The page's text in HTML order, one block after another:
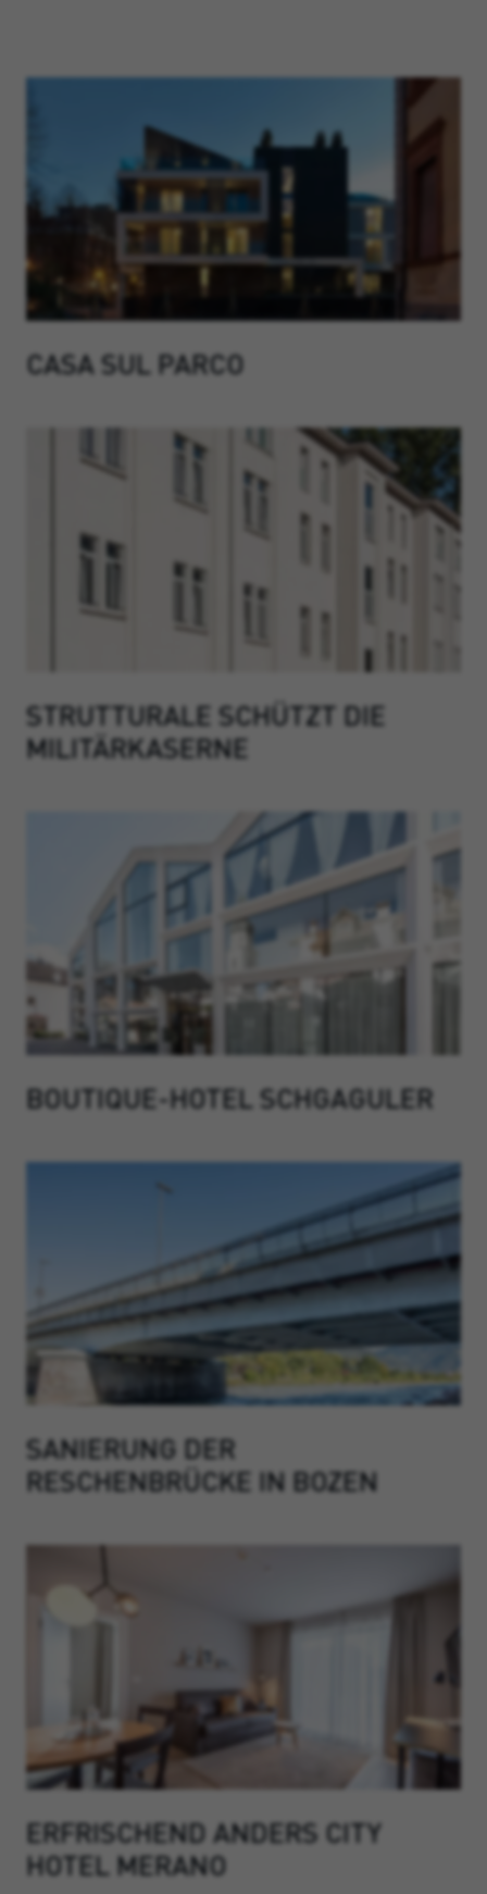
CASA SUL PARCO
STRUTTURALE SCHÜTZT DIE
MILITÄRKASERNE
BOUTIQUE-HOTEL SCHGAGULER
SANIERUNG DER
RESCHENBRÜCKE IN BOZEN
ERFRISCHEND ANDERS CITY
HOTEL MERANO